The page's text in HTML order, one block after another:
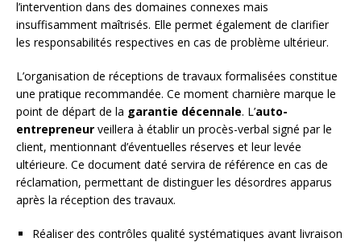
l’intervention dans des domaines connexes mais
insuffisamment maîtrisés. Elle permet également de clarifier
les responsabilités respectives en cas de problème ultérieur.
L’organisation de réceptions de travaux formalisées constitue
une pratique recommandée. Ce moment charnière marque le
point de départ de la garantie décennale. L’auto-
entrepreneur veillera à établir un procès-verbal signé par le
client, mentionnant d’éventuelles réserves et leur levée
ultérieure. Ce document daté servira de référence en cas de
réclamation, permettant de distinguer les désordres apparus
après la réception des travaux.
Réaliser des contrôles qualité systématiques avant livraison